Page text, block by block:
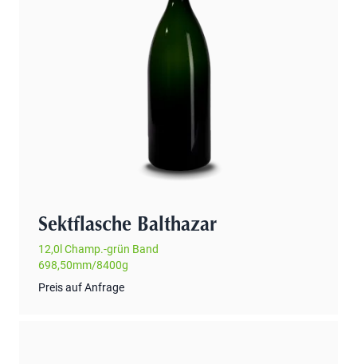
Sektflasche Balthazar
12,0l Champ.-grün Band
698,50mm/8400g
Preis auf Anfrage